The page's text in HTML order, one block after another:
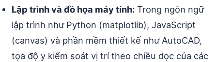
Lập trình và đồ họa máy tính: Trong ngôn ngữ
lập trình như Python (matplotlib), JavaScript
(canvas) và phần mềm thiết kế như AutoCAD,
tọa độ y kiểm soát vị trí theo chiều dọc của các